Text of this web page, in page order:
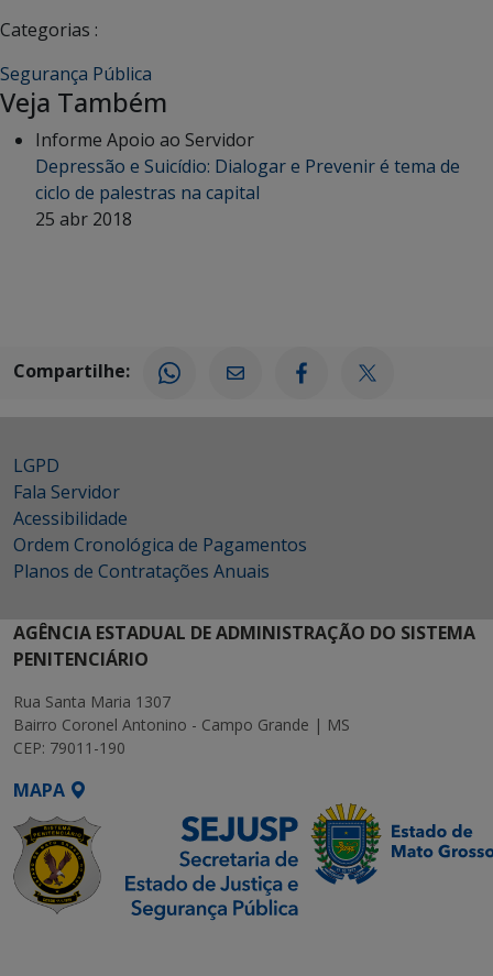
Categorias :
Segurança Pública
Veja Também
Informe Apoio ao Servidor
Depressão e Suicídio: Dialogar e Prevenir é tema de
ciclo de palestras na capital
25 abr 2018
Compartilhe:
LGPD
Fala Servidor
Acessibilidade
Ordem Cronológica de Pagamentos
Planos de Contratações Anuais
AGÊNCIA ESTADUAL DE ADMINISTRAÇÃO DO SISTEMA
PENITENCIÁRIO
Rua Santa Maria 1307
Bairro Coronel Antonino - Campo Grande | MS
CEP: 79011-190
MAPA